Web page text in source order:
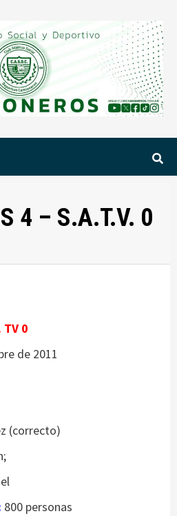
4 – S.A.T.V. 0
0
de 2011
(correcto)
800 personas